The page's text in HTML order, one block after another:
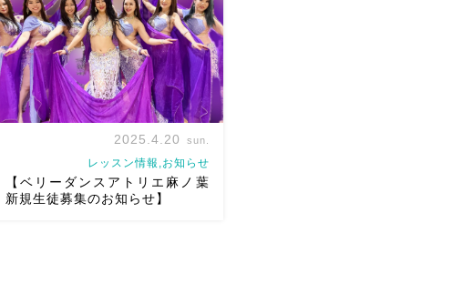
声をいただくようになりました
第 […]
2025.4.20 sun.
レッスン情報,お知らせ
【ベリーダンスアトリエ麻ノ葉
新規生徒募集のお知らせ】